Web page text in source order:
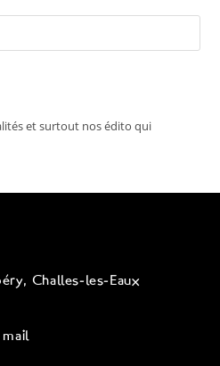
et surtout nos édito qui
Challes-les-Eaux